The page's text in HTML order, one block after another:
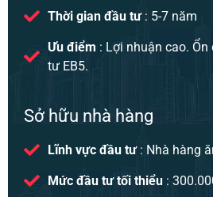
Thời gian đầu tư: 5-7 năm
Ưu điểm : Lợi nhuận cao.
tư EB5.
Sở hữu nhà hàng
Lĩnh vực đầu tư: Nhà hàng
Mức đầu tư tối thiểu :